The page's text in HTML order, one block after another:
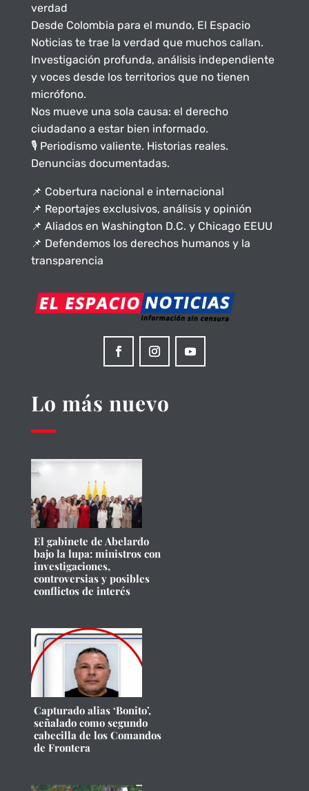
verdad
Desde Colombia para el mundo, El Espacio
Noticias te trae la verdad que muchos callan.
Investigación profunda, análisis independiente
y voces desde los territorios que no tienen
micrófono.
Nos mueve una sola causa: el derecho
ciudadano a estar bien informado.
🎙️ Periodismo valiente. Historias reales.
Denuncias documentadas.
📌 Cobertura nacional e internacional
📌 Reportajes exclusivos, análisis y opinión
📌 Aliados en Washington D.C. y Chicago EEUU
📌 Defendemos los derechos humanos y la
transparencia
Lo más nuevo
El gabinete de Abelardo
bajo la lupa: ministros con
investigaciones,
controversias y posibles
conflictos de interés
Capturado alias ‘Bonito’,
señalado como segundo
cabecilla de los Comandos
de Frontera